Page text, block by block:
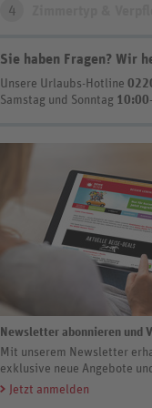
4
Sie haben Fragen? Wir
Unsere Urlaubs-Hotline
Samstag und Sonntag
Newsletter abonnieren und
Mit unserem Newsletter
exklusive neue Angebote
Jetzt anmelden